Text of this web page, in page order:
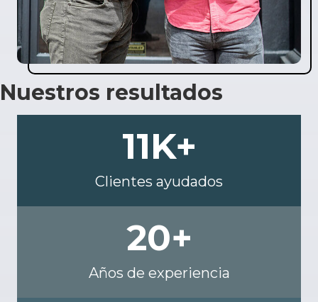
Nuestros resultados
11K+
Clientes ayudados
20+
Años de experiencia